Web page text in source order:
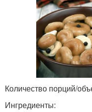
Количество порций/
Ингредиенты: